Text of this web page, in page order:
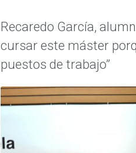
Recaredo García,
cursar este máster
puestos de trabajo”